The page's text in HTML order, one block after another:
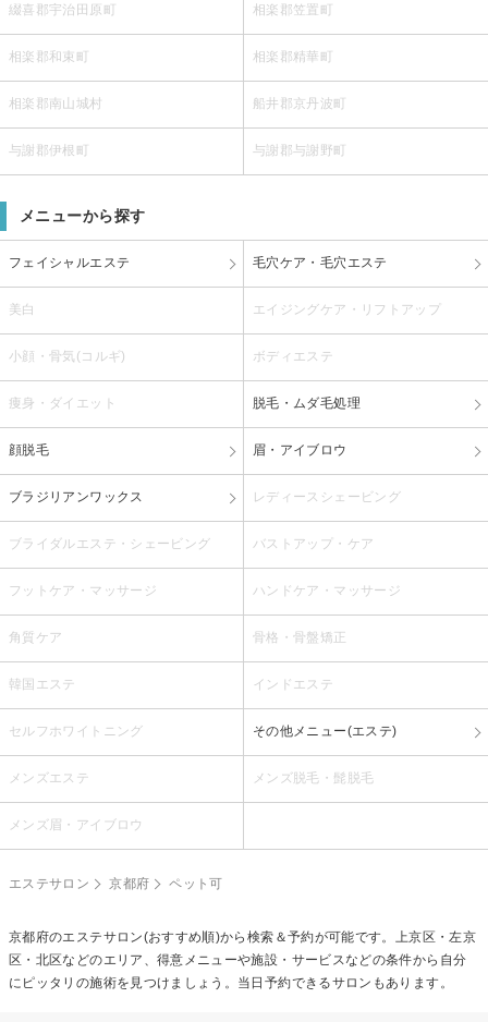
綴喜郡宇治田原町 相楽郡笠置町
相楽郡和束町 相楽郡精華町
相楽郡南山城村 船井郡京丹波町
与謝郡伊根町 与謝郡与謝野町
メニューから探す
フェイシャルエステ 毛穴ケア・毛穴エステ
美白 エイジングケア・リフトアップ
小顔・骨気(コルギ) ボディエステ
痩身・ダイエット 脱毛・ムダ毛処理
顔脱毛 眉・アイブロウ
ブラジリアンワックス レディースシェービング
ブライダルエステ・シェービング バストアップ・ケア
フットケア・マッサージ ハンドケア・マッサージ
角質ケア 骨格・骨盤矯正
韓国エステ インドエステ
セルフホワイトニング その他メニュー(エステ)
メンズエステ メンズ脱毛・髭脱毛
メンズ眉・アイブロウ
エステサロン 京都府 ペット可
京都府のエステサロン(おすすめ順)から検索＆予約が可能です。上京区・左京
区・北区などのエリア、得意メニューや施設・サービスなどの条件から自分
にピッタリの施術を見つけましょう。当日予約できるサロンもあります。